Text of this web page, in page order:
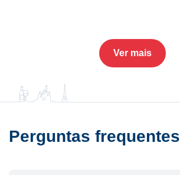
Ver mais
Perguntas frequentes